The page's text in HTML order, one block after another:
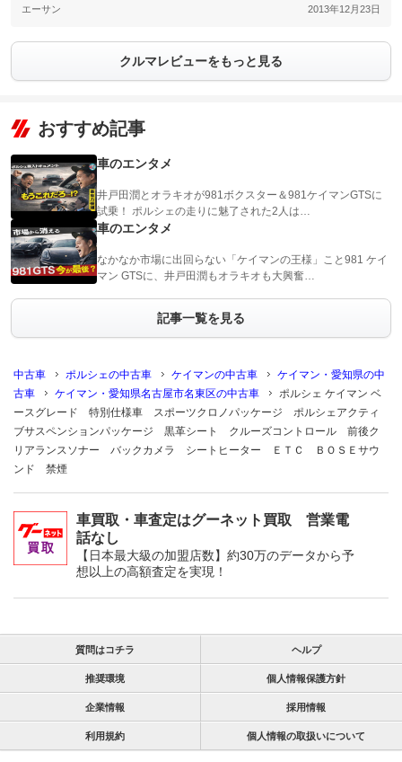
エーサン 2013年12月23日
クルマレビューをもっと見る
おすすめ記事
車のエンタメ
井戸田潤とオラキオが981ボクスター＆981ケイマンGTSに
試乗！ ポルシェの走りに魅了された2人は…
車のエンタメ
なかなか市場に出回らない「ケイマンの王様」こと981 ケイ
マン GTSに、井戸田潤もオラキオも大興奮…
記事一覧を見る
中古車 ポルシェの中古車 ケイマンの中古車
ケイマン・愛知県の中
古車
ケイマン・愛知県名古屋市名東区の中古車
ポルシェ ケイマン ベ
ースグレード 特別仕様車 スポーツクロノパッケージ ポルシェアクティ
ブサスペンションパッケージ 黒革シート クルーズコントロール 前後ク
リアランスソナー バックカメラ シートヒーター ＥＴＣ ＢＯＳＥサウ
ンド 禁煙
車買取・車査定はグーネット買取 営業電
話なし
【日本最大級の加盟店数】約30万のデータから予
想以上の高額査定を実現！
質問はコチラ ヘルプ
推奨環境 個人情報保護方針
企業情報 採用情報
利用規約 個人情報の取扱いについて